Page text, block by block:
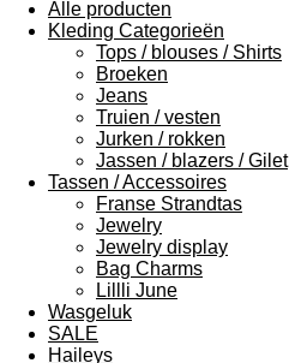
Alle producten
Kleding Categorieën
Tops / blouses / Shirts
Broeken
Jeans
Truien / vesten
Jurken / rokken
Jassen / blazers / Gilet
Tassen / Accessoires
Franse Strandtas
Jewelry
Jewelry display
Bag Charms
Lillli June
Wasgeluk
SALE
Haileys